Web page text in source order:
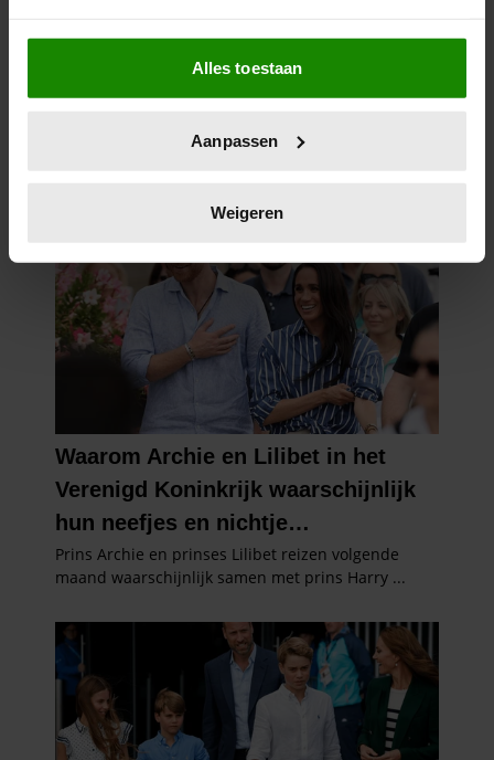
Als u het toestaat, willen we ook graag:
Informatie verzamelen over uw geografische
locatie, die tot een paar meter nauwkeurig kan zijn
scannen op specifieke eigenschappen (fingerprinting)
verwerkt en stel uw voorkeuren in het
intrekken in de Cookieverklaring.
We gebruiken cookies om content en advertenties te
personaliseren, om functies voor social media te bieden
en om ons websiteverkeer te analyseren. Ook delen we
informatie over uw gebruik van onze site met onze
partners voor social media, adverteren en analyse. Deze
partners kunnen deze gegevens combineren met andere
verzameld op basis van uw gebruik van hun services. U
gaat akkoord met onze cookies als u onze website blijft
gebruiken.
Alles toestaan
Aanpassen
Weigeren